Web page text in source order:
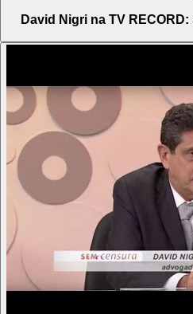
David Nigri na TV